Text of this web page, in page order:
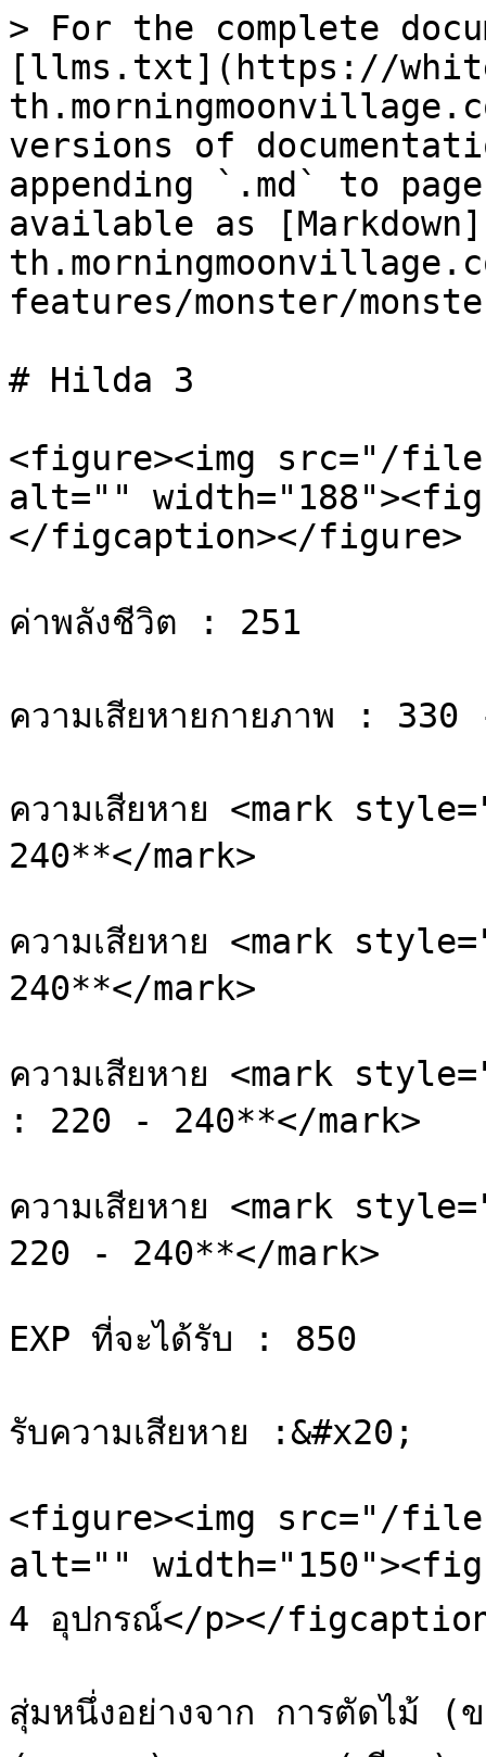
> For the complete
[llms.txt](https://
versions of
appending `.md` to
available as
features/monster/
# Hilda 3
<figure><img src="/files/
alt=""
</figcaption></figure>
ค่าพลังชีวิต : 251
ความเสียหายกายภาพ :
ความเสียหาย <mark
240**</mark>
ความเสียหาย <mark
240**</mark>
ความเสียหาย <mark
: 220 - 240**</mark>
ความเสียหาย <mark
220 - 240**</mark>
EXP ที่จะได้รับ : 850
รับความเสียหาย :&#x20;
<figure><img src="/files/
alt=""
4 อุปกรณ์</p></
สุ่มหนึ่งอย่างจาก การตัดไม้